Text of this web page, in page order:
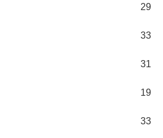
29
33
31
19
33